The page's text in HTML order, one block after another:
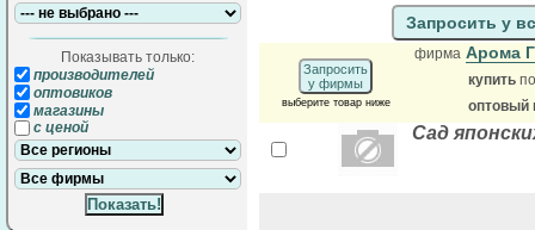
Показывать только:
производителей
оптовиков
магазины
с ценой
Запросить у
Запросить
у фирмы
выберите товар ниже
фирма Арома
купить
оптовый
Сад